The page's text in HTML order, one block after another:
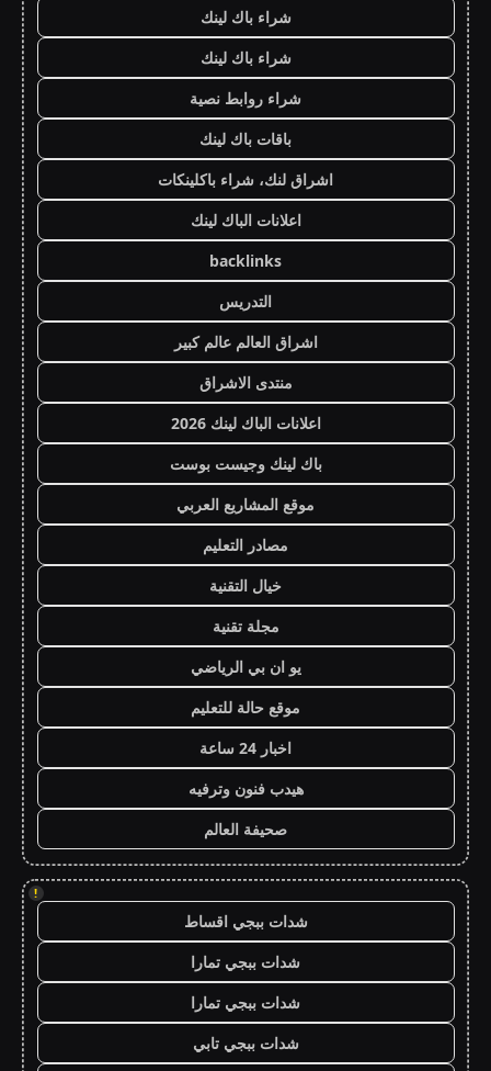
شراء باك لينك
شراء باك لينك
شراء روابط نصية
باقات باك لينك
اشراق لنك، شراء باكلينكات
اعلانات الباك لينك
backlinks
التدريس
اشراق العالم عالم كبير
منتدى الاشراق
اعلانات الباك لينك 2026
باك لينك وجيست بوست
موقع المشاريع العربي
مصادر التعليم
خيال التقنية
مجلة تقنية
يو ان بي الرياضي
موقع حالة للتعليم
اخبار 24 ساعة
هيدب فنون وترفيه
صحيفة العالم
!
شدات ببجي اقساط
شدات ببجي تمارا
شدات ببجي تمارا
شدات ببجي تابي